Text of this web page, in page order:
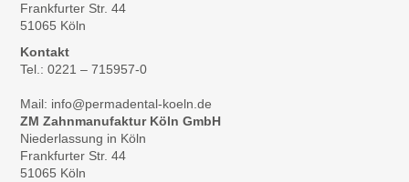
Frankfurter Str. 44
51065 Köln
Kontakt
Tel.: 0221 – 715957-0
Mail: info@permadental-koeln.de
ZM Zahnmanufaktur Köln GmbH
Niederlassung in Köln
Frankfurter Str. 44
51065 Köln